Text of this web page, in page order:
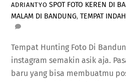
ADRIANTYO SPOT FOTO KEREN DI
MALAM DI BANDUNG,TEMPAT
Tempat Hunting Foto Di
instagram semakin asik aja.
baru yang bisa membuatmu